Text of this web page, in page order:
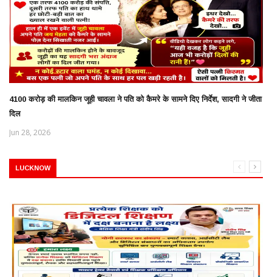
4100 करोड़ की मालकिन जूही चावला ने पति को कैमरे के सामने दिए निर्देश, सादगी ने जीता
दिल
Jun 28, 2026
LUCKNOW